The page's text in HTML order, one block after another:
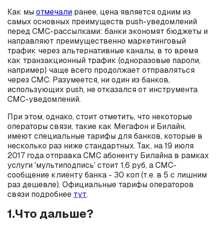
Как мыотмечали ранее, цена является одним из
самых основных преимуществ push-уведомлений
перед СМС-рассылками: банки экономят бюджеты и
направляют преимущественно маркетинговый
трафик через альтернативные каналы, в то время
как транзакционный трафик (одноразовые пароли,
например) чаще всего продолжает отправляться
через СМС. Разумеется, ни один из банков,
использующих push, не отказался от инструмента
СМС-уведомлений.
При этом, однако, стоит отметить, что некоторые
операторы связи, такие как Мегафон и Билайн,
имеют специальные тарифы для банков, которые в
несколько раз ниже стандартных. Так, на 19 июля
2017 года отправка СМС абоненту Билайна в рамках
услуги 'мультиподпись' стоит 1,6 руб, а СМС-
сообщение клиенту банка - 30 коп (т.е. в 5 с лишним
раз дешевле). Официальные тарифы операторов
связи подробнее тут.
1.Что дальше?